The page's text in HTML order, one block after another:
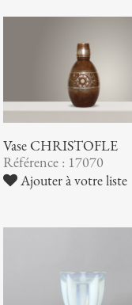
Vase CHRISTOFLE
Référence : 17070
Ajouter à votre liste